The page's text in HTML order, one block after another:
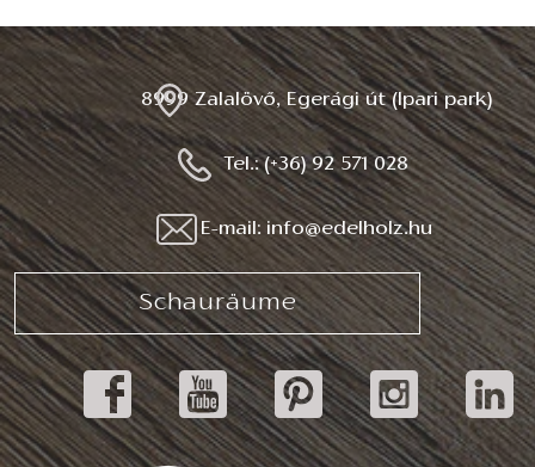
8999 Zalalövő, Egerági út (Ipari park)
Tel.: (+36) 92 571 028
E-mail: info@edelholz.hu
Schauräume